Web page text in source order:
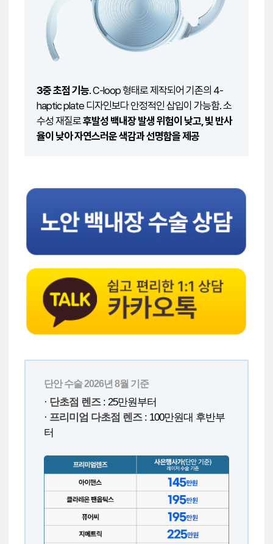
3중 초점 기능. C-loop 형태로 제작되어 기존의 4-
haptic plate 디자인보다 안정적인 삽입이 가능함. 소
수성 재질로후발성 백내장 발생 위험이 낮고, 빛 반사
율이 낮아 자연스러운 색감과 선명함을 제공
단안 수술 2026년 8월 기준
· 단초점 렌즈: 25만원부터
· 프리미엄 다초점 렌즈: 100만원대 후반부
터